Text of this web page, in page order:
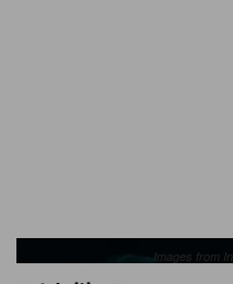
Images from